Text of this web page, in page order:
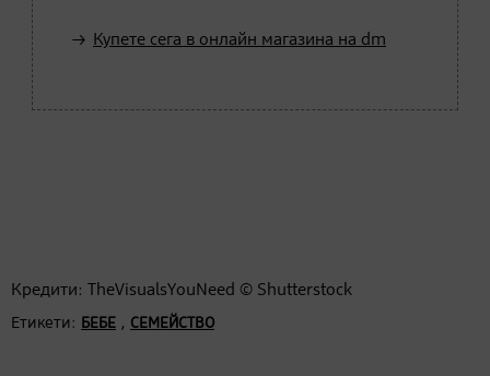
Купете сега в онлайн магазина на dm
Кредити: TheVisualsYouNeed © Shutterstock
Етикети: БЕБЕ , СЕМЕЙСТВО